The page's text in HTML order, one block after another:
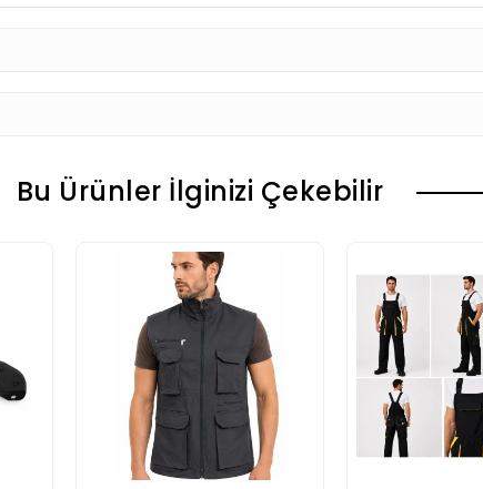
Bu Ürünler İlginizi Çekebilir